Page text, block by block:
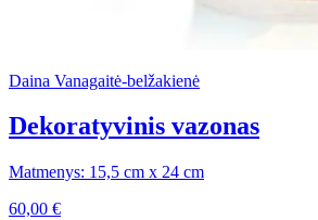
Daina Vanagaitė-belžakienė
Dekoratyvinis vazonas
Matmenys: 15,5 cm x 24 cm
60,00 €